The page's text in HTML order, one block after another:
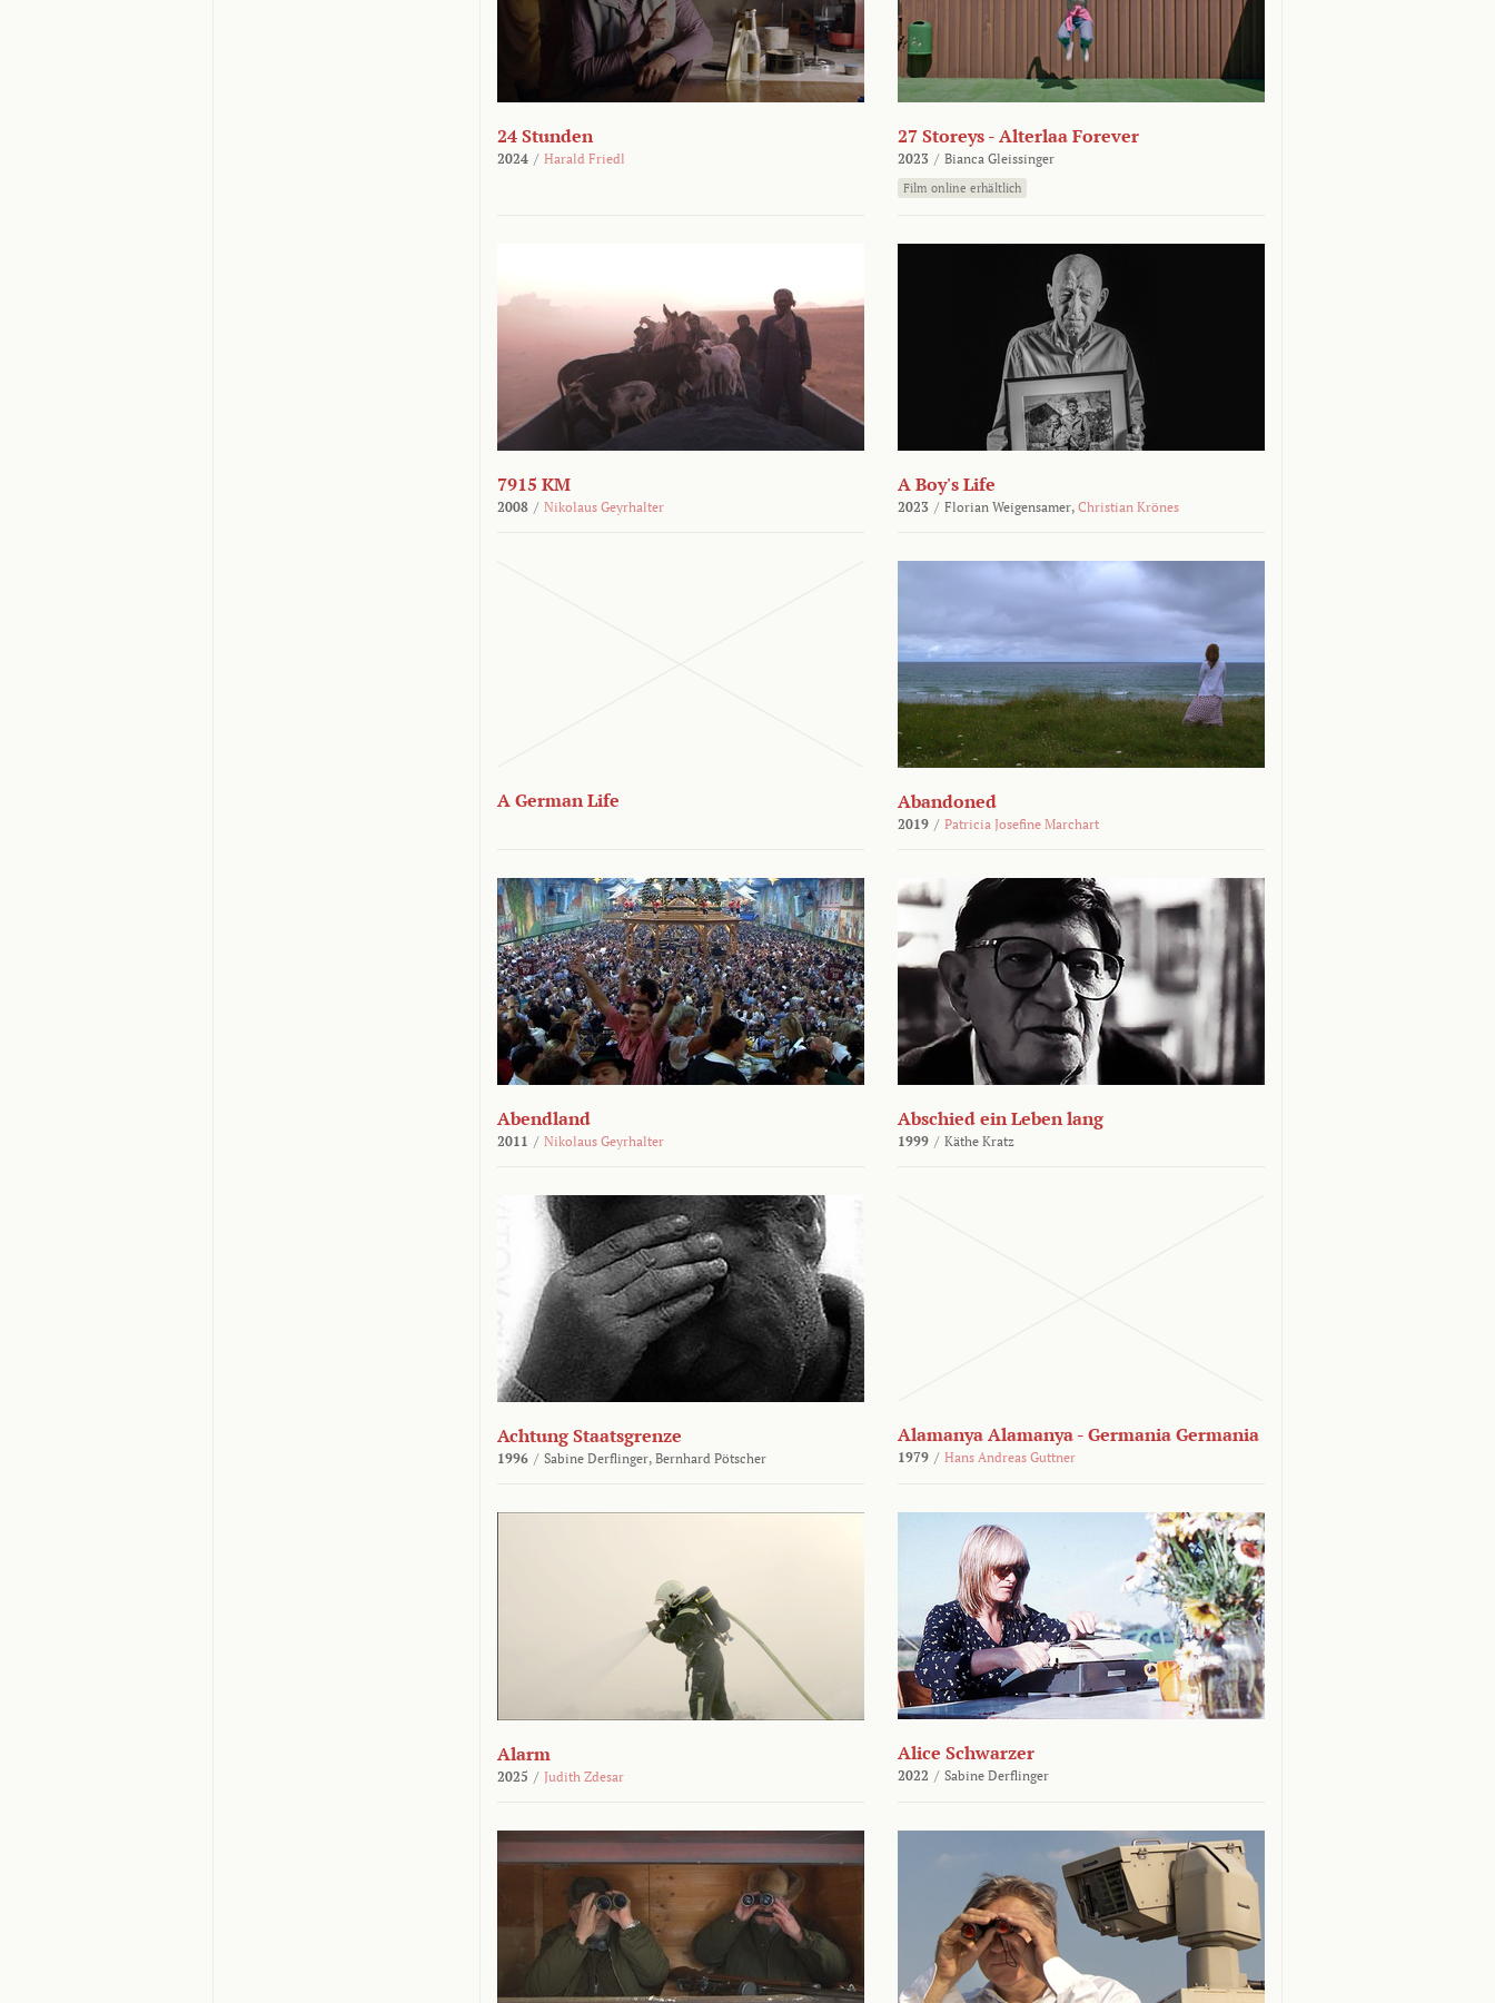
24 Stunden
2024 / Harald Friedl
27 Storeys - Alterlaa Forever
2023 / Bianca Gleissinger
Film online erhältlich
7915 KM
2008 / Nikolaus Geyrhalter
A Boy's Life
2023 / Florian Weigensamer, Christian Krönes
A German Life Abandoned
2019 / Patricia Josefine Marchart
Abendland
2011 / Nikolaus Geyrhalter
Abschied ein Leben lang
1999 / Käthe Kratz
Achtung Staatsgrenze
1996 / Sabine Derflinger, Bernhard Pötscher
Alamanya Alamanya - Germania Germania
1979 / Hans Andreas Guttner
Alarm
2025 / Judith Zdesar
Alice Schwarzer
2022 / Sabine Derflinger